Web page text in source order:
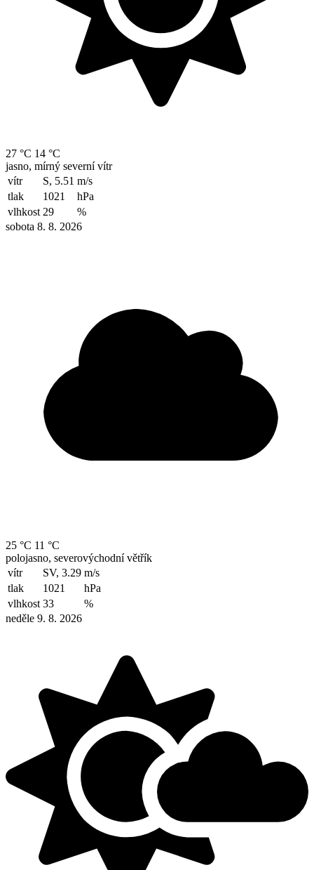
27 °C 14 °C
jasno, mírný severní vítr
vítr
S, 5.51 m/s
tlak
1021
hPa
vlhkost 29
%
sobota 8. 8. 2026
25 °C 11 °C
polojasno, severovýchodní větřík
vítr
SV, 3.29 m/s
tlak
1021
hPa
vlhkost 33
%
neděle 9. 8. 2026